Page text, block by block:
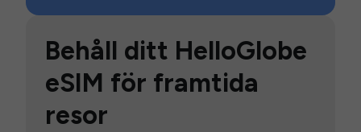
Behåll ditt HelloGlobe
eSIM för framtida
resor